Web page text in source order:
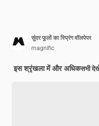
सुंदर फूलों का स्प्रिंग वॉलपेपर
magnific
इस श्रृंखला में और अधिकसभी